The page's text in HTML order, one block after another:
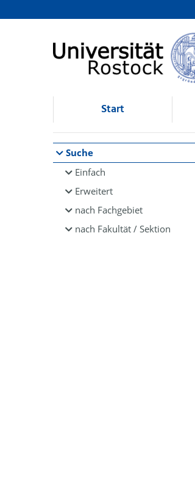
Browsen
direkt zum Inhalt
Start
Suche
Einfach
Erweitert
nach Fachgebiet
nach Fakultät / Sektion